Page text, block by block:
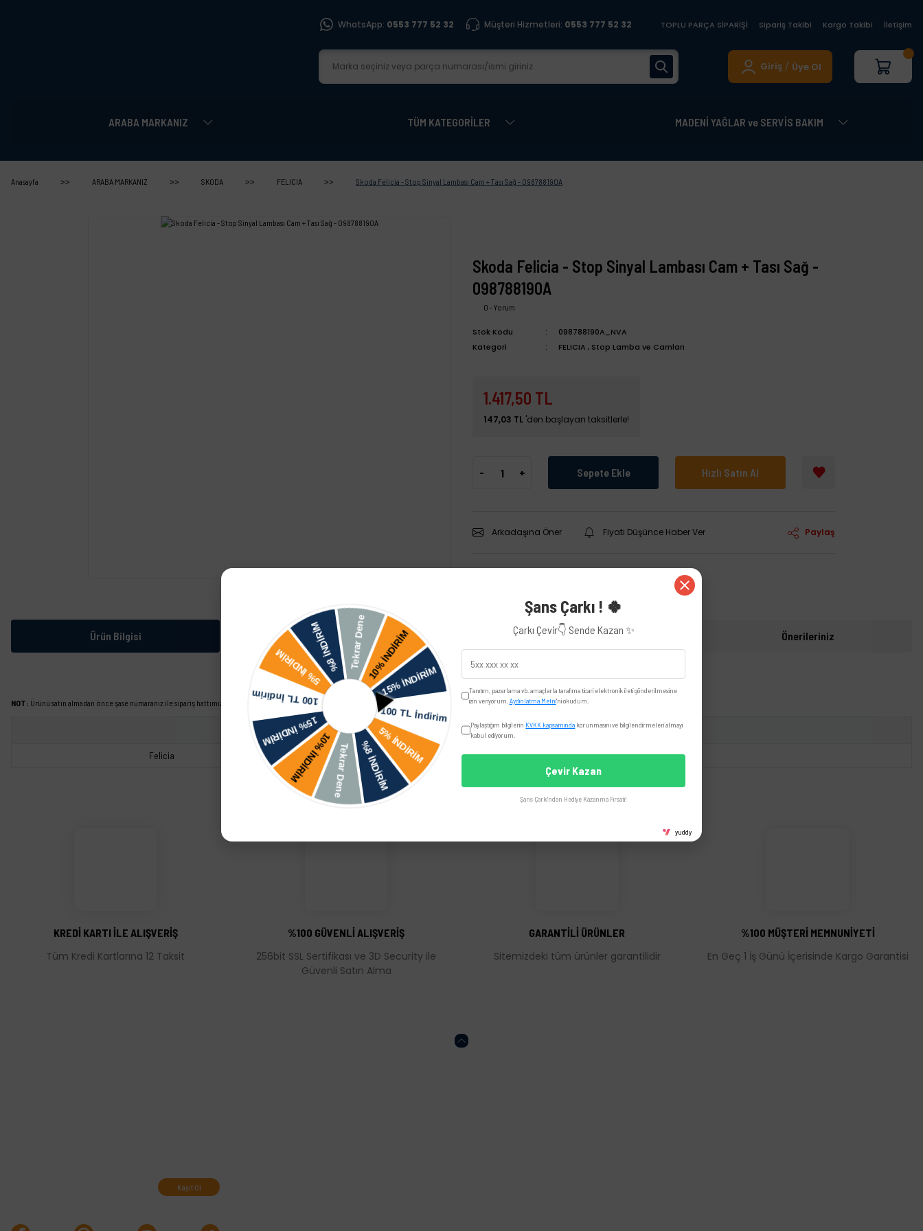
WhatsApp: 0553 777 52 32 Müşteri Hizmetleri: 0553 777 52 32 TOPLU PARÇA SİPARİŞİ Sipariş Takibi Kargo Takibi İletişim
Giriş / Üye Ol
ARABA MARKANIZ TÜM KATEGORİLER MADENİ YAĞLAR ve SERVİS BAKIM
Anasayfa ARABA MARKANIZ SKODA FELICIA Skoda Felicia - Stop Sinyal Lambası Cam + Tası Sağ - 098788190A
Skoda Felicia - Stop Sinyal Lambası Cam + Tası Sağ -
098788190A
0 - Yorum
Stok Kodu
098788190A_NVA
Kategori
FELICIA , Stop Lamba ve Camları
1.417,50 TL
147,03 TL 'den başlayan taksitlerle!
- + Sepete Ekle Hızlı Satın Al
Arkadaşına Öner Fiyatı Düşünce Haber Ver Paylaş
Ürün Bilgisi Yorumlar Taksit Seçenekleri Önerileriniz
NOT: Ürünü satın almadan önce şase numaranız ile sipariş hattımızdan kontrol ettirmeniz tavsiye edilir.
Skoda
Felicia
Bu ürünün fiyat bilgisi, resim, ürün açıklamalarında ve diğer konularda yetersiz gördüğünüz noktaları öneri formunu kullanarak tarafımıza iletebilirsiniz.
Ürün bilgilerinde hatalar bulunuyor.
KREDİ KARTI İLE ALIŞVERİŞ
Tüm Kredi Kartlarına 12 Taksit
%100 GÜVENLİ ALIŞVERİŞ
256bit SSL Sertifikası ve 3D Security ile
Güvenli Satın Alma
GARANTİLİ ÜRÜNLER
Sitemizdeki tüm ürünler garantilidir
%100 MÜŞTERİ MEMNUNİYETİ
En Geç 1 İş Günü İçerisinde Kargo Garantisi
Kayıt Ol
Şans Çarkı ! 🍀
Çarkı Çevir👇 Sende Kazan ✨
Tanıtım, pazarlama vb. amaçlarla tarafıma ticari elektronik ileti gönderilmesine
izin veriyorum. Aydınlatma Metni'ni okudum.
Paylaştığım bilgilerin KVKK kapsamında korunmasını ve bilgilendirmeleri almayı
kabul ediyorum.
Çevir Kazan
Şans Çarkı'ndan Hediye Kazanma Fırsatı!
yuddy